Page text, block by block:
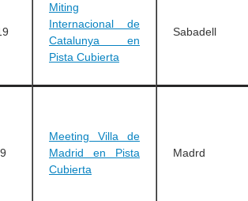
Miting
Internacional de
Catalunya en
Pista Cubierta
Sabadell
Meeting Villa de
Madrid en Pista
Cubierta
Madrd